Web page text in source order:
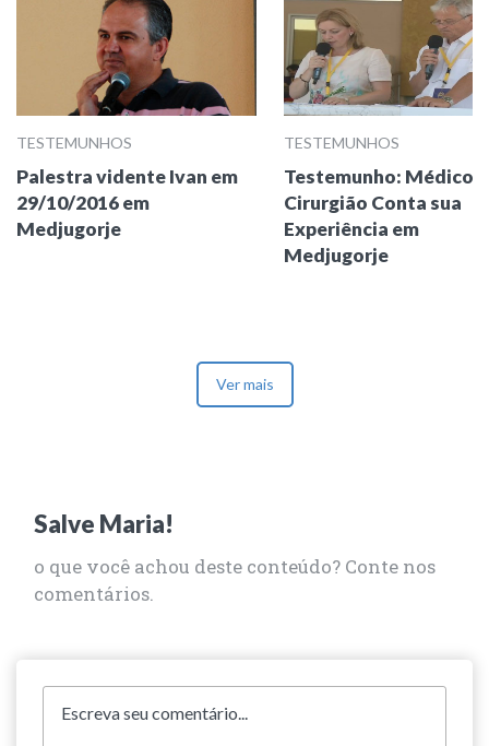
TESTEMUNHOS
Palestra vidente Ivan em
29/10/2016 em
Medjugorje
TESTEMUNHOS
Testemunho: Médico
Cirurgião Conta sua
Experiência em
Medjugorje
Ver mais
Salve Maria!
o que você achou deste conteúdo? Conte nos
comentários.